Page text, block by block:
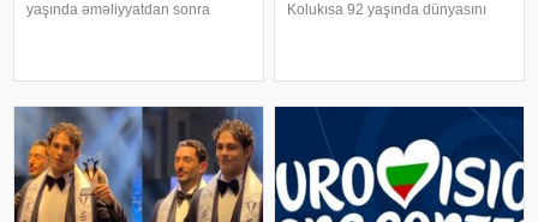
yaşında əməliyyatdan sonra
Kolukısa 92 yaşında dünyasını